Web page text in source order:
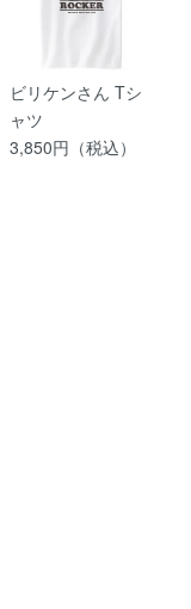
ビリケンさん Tシ
ャツ
3,850円（税込）